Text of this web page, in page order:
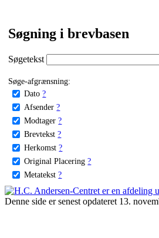
Søgning i brevbasen
Søgetekst
Søge-afgrænsning:
Dato ?
Afsender ?
Modtager ?
Brevtekst ?
Herkomst ?
Original Placering ?
Metatekst ?
Denne side er senest opdateret 13.